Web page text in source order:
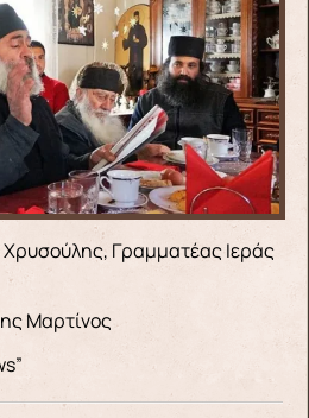
Χρυσούλης, Γραμματέας Ιεράς
Μαρτίνος